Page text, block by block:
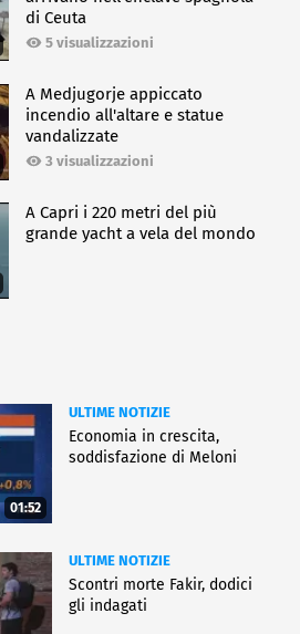
di Ceuta
5 visualizzazioni
A Medjugorje appiccato
incendio all'altare e statue
vandalizzate
3 visualizzazioni
A Capri i 220 metri del più
grande yacht a vela del mondo
01:52
ULTIME NOTIZIE
Economia in crescita,
soddisfazione di Meloni
ULTIME NOTIZIE
Scontri morte Fakir, dodici
gli indagati